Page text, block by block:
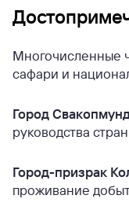
Многочисленные
сафари и
Город
руководства
Город-призрак
проживание